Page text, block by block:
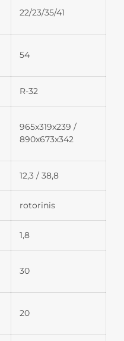
22/23/35/41
54
R-32
965x319x239 /
890x673x342
12,3 / 38,8
rotorinis
1,8
30
20